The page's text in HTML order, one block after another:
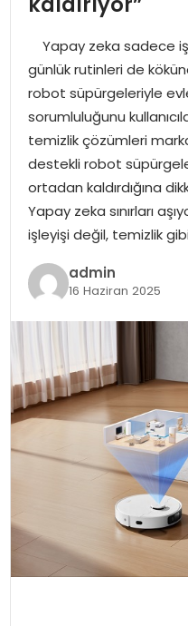
TEKNOLOJI
EĞITIM
GENEL
Yapay zeka sadece iş
günlük rutinleri de
robot süpürgeleriyle
sorumluluğunu
temizlik çözümleri
destekli robot
ortadan kaldırdığına
Yapay zeka sınırları
işleyişi değil, temizlik
admin
16 Haziran 2025